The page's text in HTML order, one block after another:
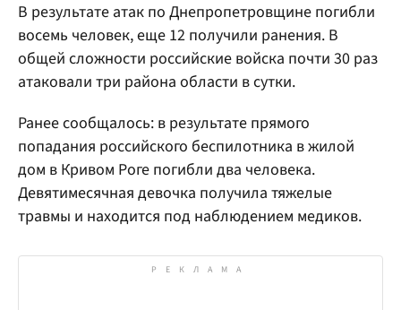
В результате атак по Днепропетровщине погибли
восемь человек, еще 12 получили ранения. В
общей сложности российские войска почти 30 раз
атаковали три района области в сутки.
Ранее сообщалось: в результате прямого
попадания российского беспилотника в жилой
дом в Кривом Роге погибли два человека.
Девятимесячная девочка получила тяжелые
травмы и находится под наблюдением медиков.